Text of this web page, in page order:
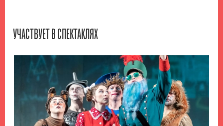
УЧАСТВУЕТ В СПЕКТАКЛЯХ